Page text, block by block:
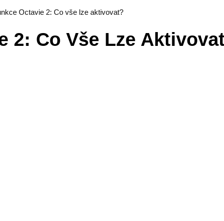
Octavie 2: Co vše lze aktivovat?
2: Co Vše Lze